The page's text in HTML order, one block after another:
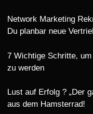
Network Marketing
Du planbar neue
7 Wichtige Schritte,
zu werden
Lust auf Erfolg ? „Der
aus dem Hamsterrad!